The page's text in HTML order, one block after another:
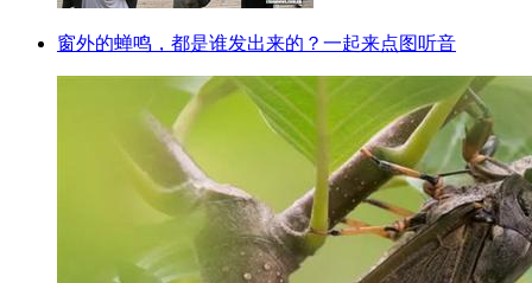
窗外的蝉鸣，都是谁发出来的？一起来点图听音